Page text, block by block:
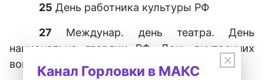
25 День работника культуры РФ
27 Междунар. день театра. День
национально гвардии РФ. День внутренних
войск МВД РФ
×
Канал Горловки в МАКС